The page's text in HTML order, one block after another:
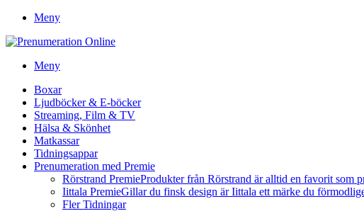
Meny
Meny
Boxar
Ljudböcker & E-böcker
Streaming, Film & TV
Hälsa & Skönhet
Matkassar
Tidningsappar
Prenumeration med Premie
Rörstrand PremieProdukter från Rörstrand är alltid en favorit som
Iittala PremieGillar du finsk design är Iittala ett märke du
Fler Tidningar